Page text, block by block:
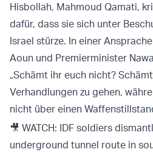
Hisbollah, Mahmoud Qamati,
dafür, dass sie sich unter
Israel stürze. In einer
Aoun und Premierminister
„Schämt ihr euch nicht?
Verhandlungen zu gehen,
nicht über einen
🎥 WATCH: IDF soldiers
underground tunnel route in